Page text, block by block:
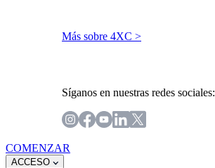
Más sobre 4XC >
Síganos en nuestras redes sociales:
COMENZAR
ACCESO